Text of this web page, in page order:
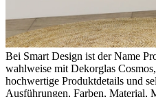
Bei Smart Design ist der Name
wahlweise mit Dekorglas
hochwertige Produktdetails und
Ausführungen, Farben, Material,